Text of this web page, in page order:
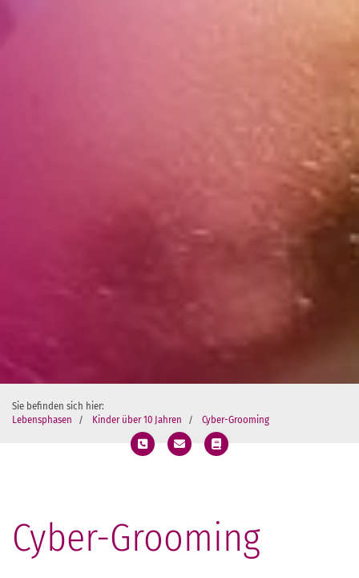
Sie befinden sich hier:
Lebensphasen
Kinder über 10 Jahren Cyber-Grooming
Cyber-Grooming